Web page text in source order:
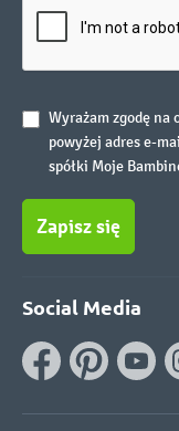
Wyrażam zgodę
powyżej adres e-
spółki Moje
Zapisz się
Social Media